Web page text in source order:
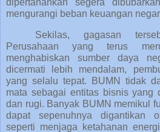
dipertahankan segera
mengurangi beban keuangan
Sekilas, gagasan
Perusahaan yang terus
menghabiskan sumber daya
dicermati lebih mendalam,
yang selalu tepat. BUMN tidak
mata sebagai entitas bisnis yang
dan rugi. Banyak BUMN memikul
dapat sepenuhnya digantikan
seperti menjaga ketahanan